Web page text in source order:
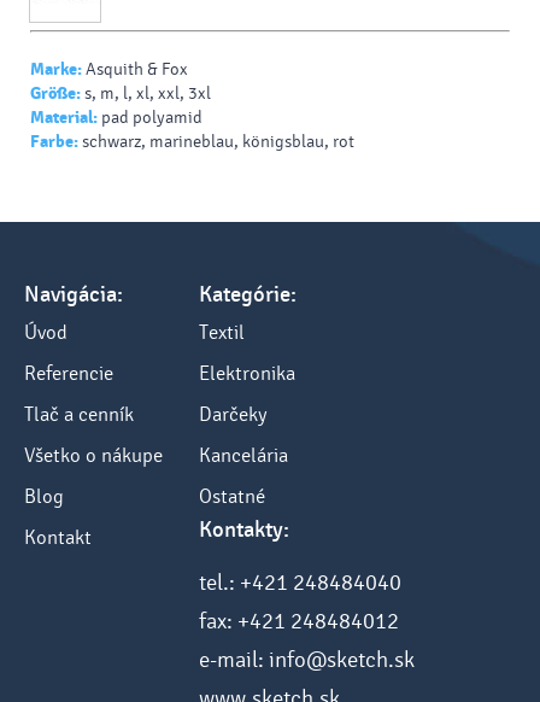
Marke:Asquith & Fox
Größe:s, m, l, xl, xxl, 3xl
Material: pad polyamid
Farbe:schwarz, marineblau, königsblau, rot
Navigácia:
Úvod
Referencie
Tlač a cenník
Všetko o nákupe
Blog
Kontakt
Kategórie:
Textil
Elektronika
Darčeky
Kancelária
Ostatné
Kontakty:
tel.: +421 248484040
fax: +421 248484012
e-mail: info@sketch.sk